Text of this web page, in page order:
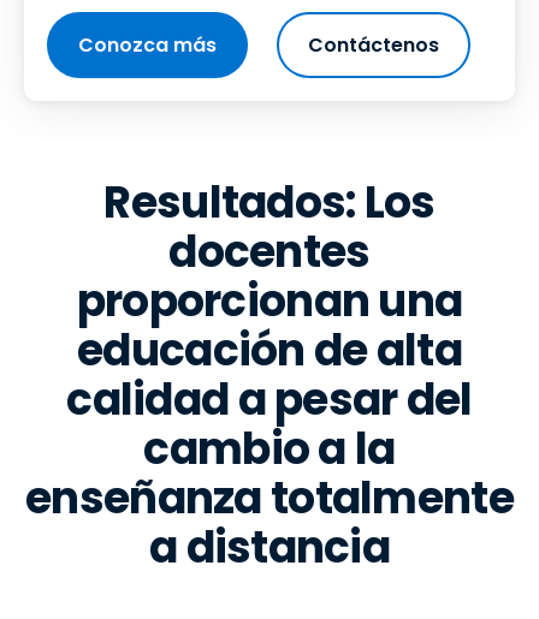
Conozca más Contáctenos
Resultados: Los
docentes
proporcionan una
educación de alta
calidad a pesar del
cambio a la
enseñanza totalmente
a distancia